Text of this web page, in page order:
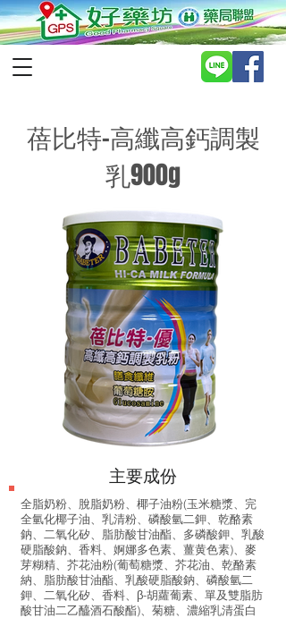
蓓比特-高纖高鈣調製
乳900g
全脂奶粉、脫脂奶粉、椰子油粉(玉米糖漿、完
全氫化椰子油、乳清粉、磷酸氫二鉀、乾酪素
鈉、二氧化矽、脂肪酸甘油酯、多磷酸鉀、乳酸
硬脂酸鈉、香料、婀娜多色素、薑黄色素)、麥
芽糊精、芥花油粉(葡萄糖漿、芥花油、乾酪素
納、脂肪酸甘油酯、乳酸硬脂酸鈉、磷酸氫二
鉀、二氧化矽、香料、β-胡蘿葡素、單及雙脂肪
酸甘油二乙醯酒石酸酯)、菊糖、濃縮乳清蛋白
​主要成份